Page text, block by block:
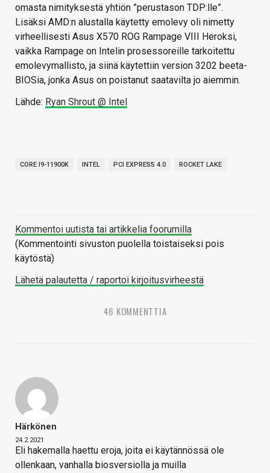
omasta nimityksestä yhtiön ”perustason TDP:lle”.
Lisäksi AMD:n alustalla käytetty emolevy oli nimetty
virheellisesti Asus X570 ROG Rampage VIII Heroksi,
vaikka Rampage on Intelin prosessoreille tarkoitettu
emolevymallisto, ja siinä käytettiin version 3202 beeta-
BIOSia, jonka Asus on poistanut saatavilta jo aiemmin.
Lähde: Ryan Shrout @ Intel
CORE I9-11900K INTEL PCI EXPRESS 4.0 ROCKET LAKE
Kommentoi uutista tai artikkelia foorumilla
(Kommentointi sivuston puolella toistaiseksi pois
käytöstä)
Lähetä palautetta / raportoi kirjoitusvirheestä
46 KOMMENTTIA
Härkönen
24.2.2021
Eli hakemalla haettu eroja, joita ei käytännössä ole
ollenkaan, vanhalla biosversiolla ja muilla